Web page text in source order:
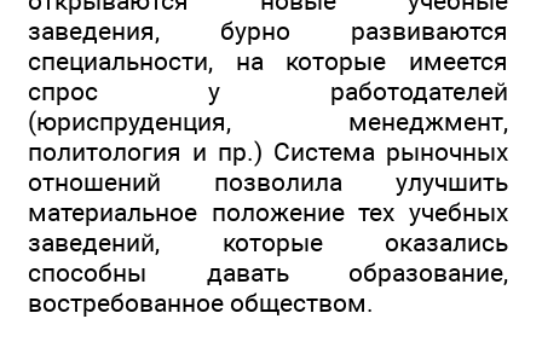
заведения, бурно развиваются
специальности, на которые имеется
спрос у работодателей
(юриспруденция, менеджмент,
политология и пр.) Система рыночных
отношений позволила улучшить
материальное положение тех учебных
заведений, которые оказались
способны давать образование,
востребованное обществом.